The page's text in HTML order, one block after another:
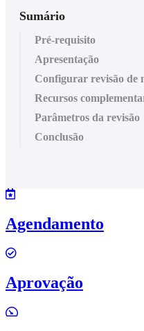
Sumário
Pré-requisito
Apresentação
Configurar revisão de
Recursos
Parâmetros da revisão
Conclusão
Agendamento
Aprovação